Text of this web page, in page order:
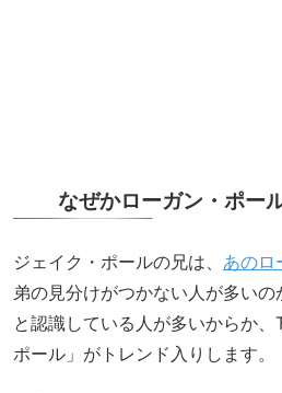
なぜかローガン・ポー
ジェイク・ポールの兄は、 あのロ
弟の見分けがつかない人が多い
と認識している人が多いからか
ポール」がトレンド入りします。